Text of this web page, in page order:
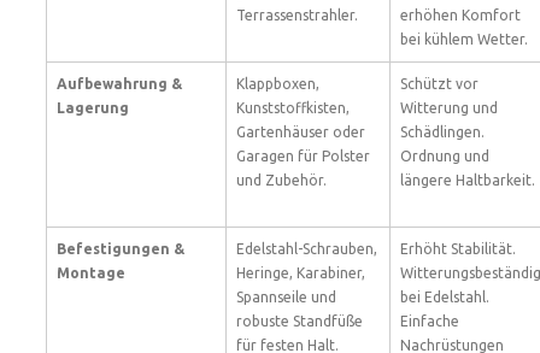
Terrassenstrahler.
erhöhen Komfort
bei kühlem Wetter.
Aufbewahrung &
Lagerung
Klappboxen,
Kunststoffkisten,
Gartenhäuser oder
Garagen für Polster
und Zubehör.
Schützt vor
Witterung und
Schädlingen.
Ordnung und
längere Haltbarkeit.
Befestigungen &
Montage
Edelstahl-Schrauben,
Heringe, Karabiner,
Spannseile und
robuste Standfüße
für festen Halt.
Erhöht Stabilität.
Witterungsbeständig
bei Edelstahl.
Einfache
Nachrüstungen